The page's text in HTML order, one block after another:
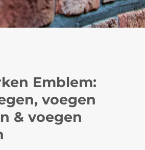
Emblem:
voegen
& voegen